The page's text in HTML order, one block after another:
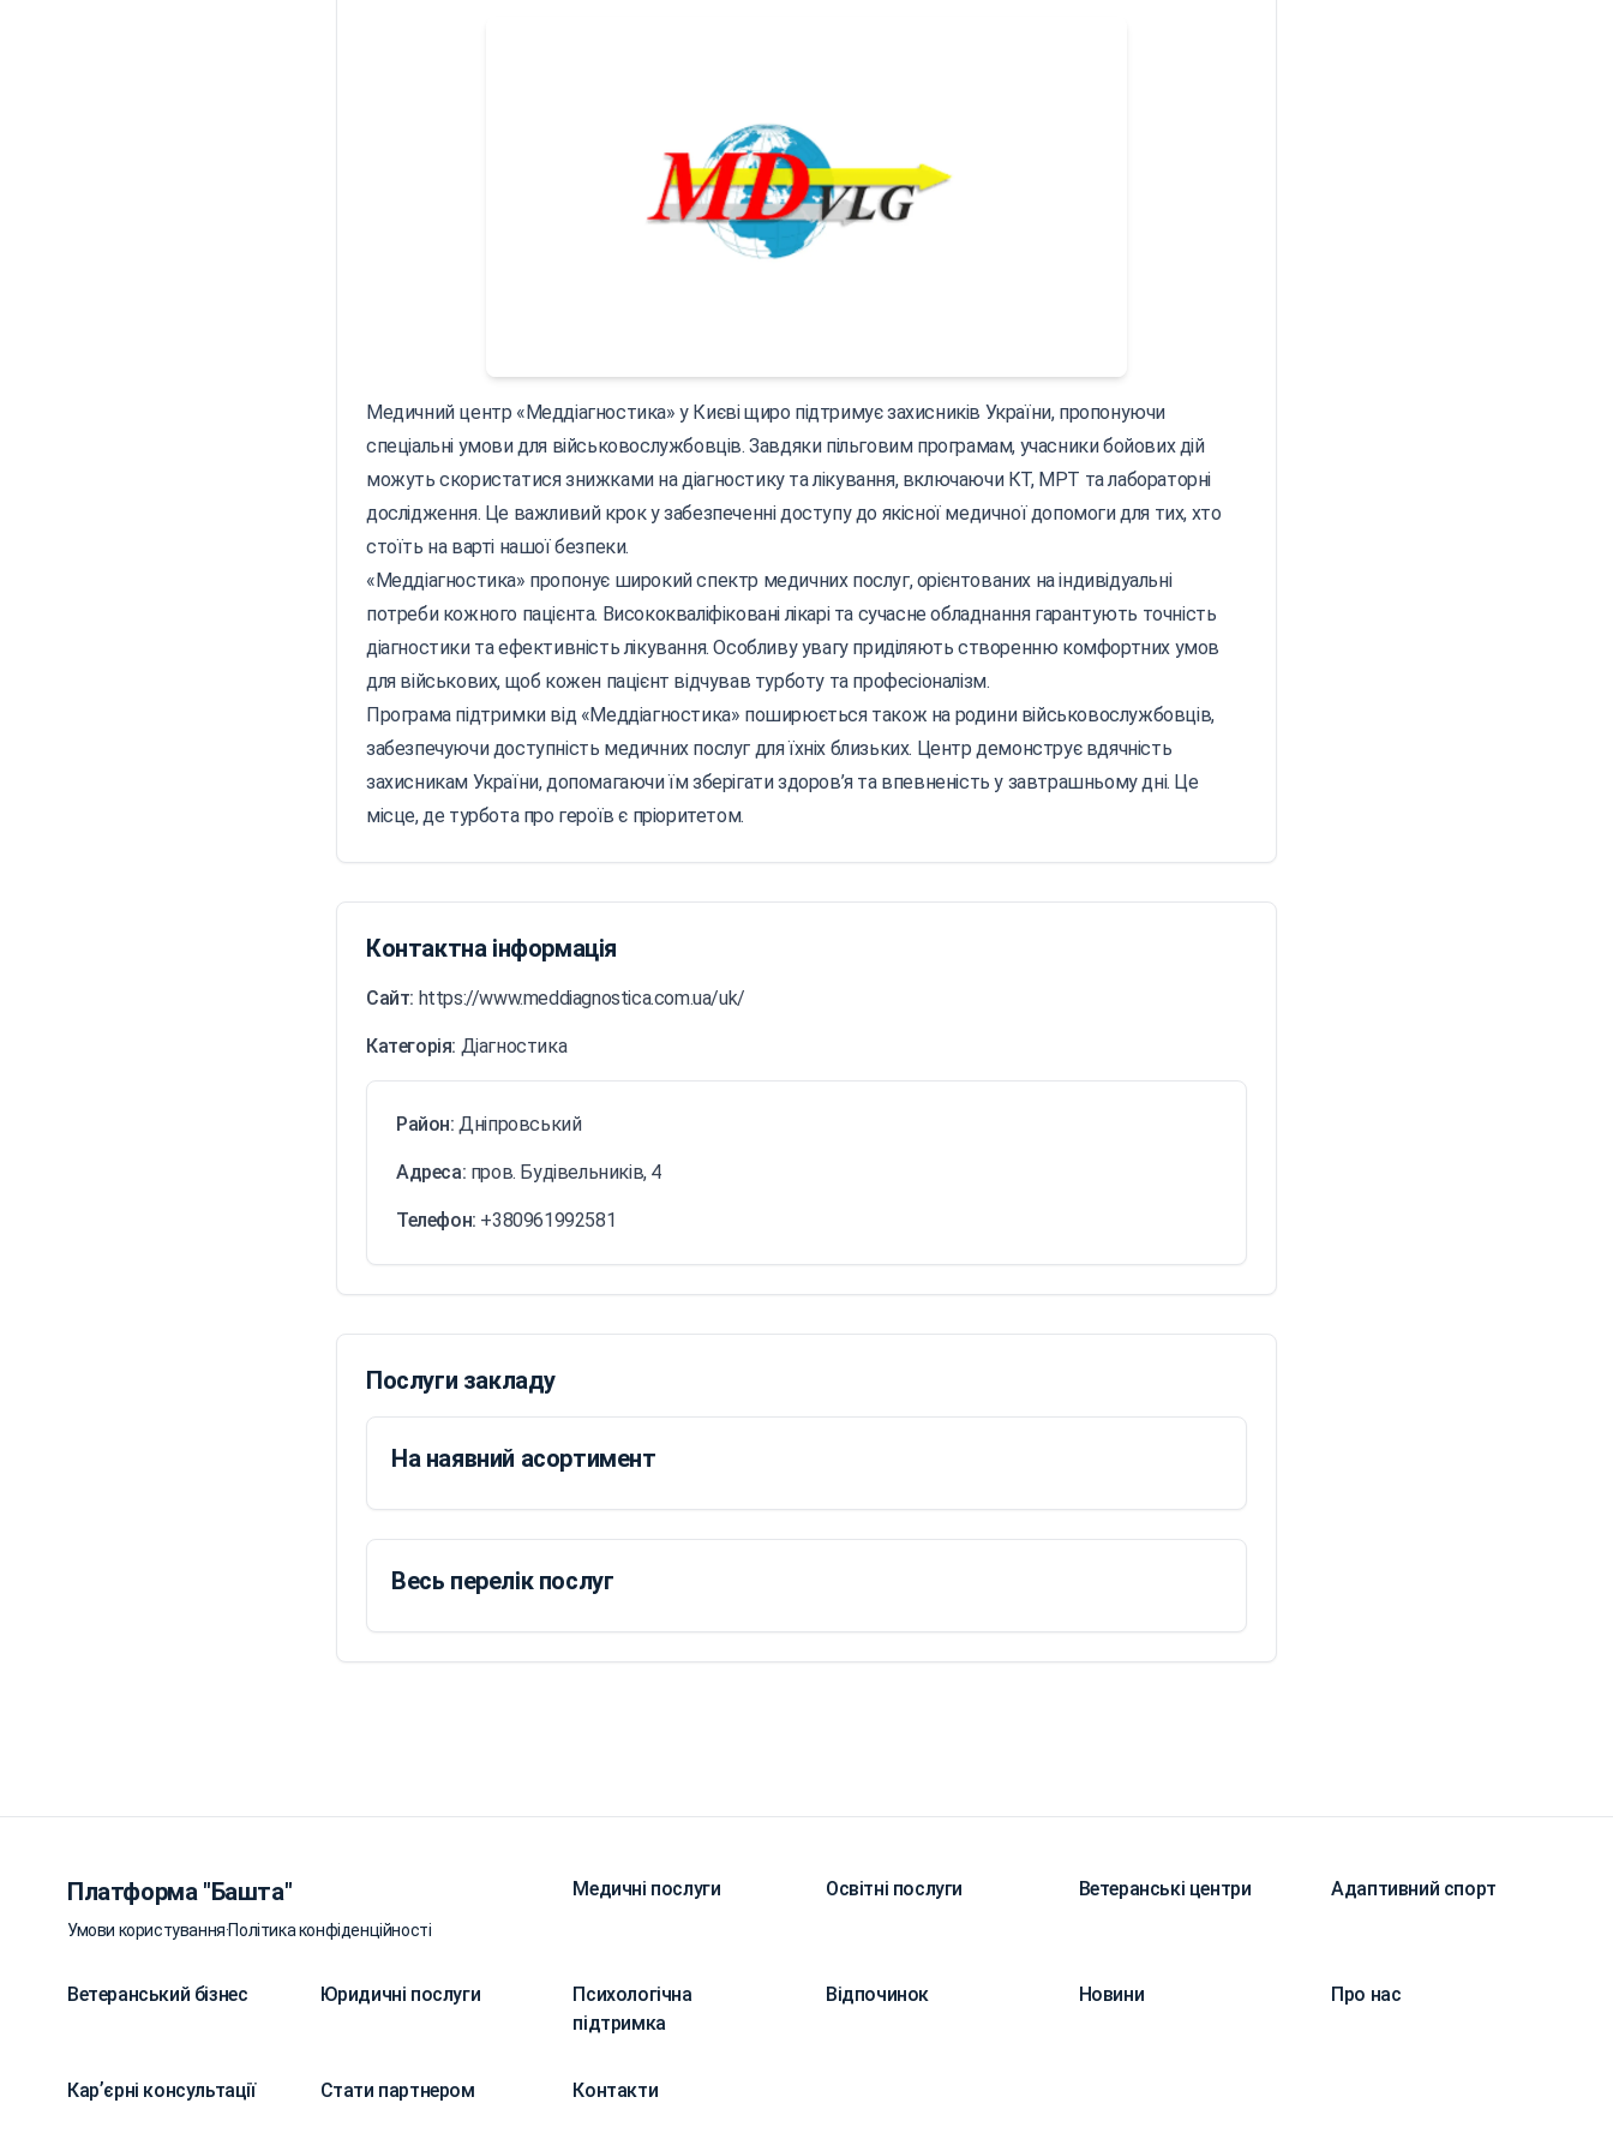
Медичний центр «Меддіагностика» у Києві щиро підтримує захисників України, пропонуючи
спеціальні умови для військовослужбовців. Завдяки пільговим програмам, учасники бойових дій
можуть скористатися знижками на діагностику та лікування, включаючи КТ, МРТ та лабораторні
дослідження. Це важливий крок у забезпеченні доступу до якісної медичної допомоги для тих, хто
стоїть на варті нашої безпеки.
«Меддіагностика» пропонує широкий спектр медичних послуг, орієнтованих на індивідуальні
потреби кожного пацієнта. Висококваліфіковані лікарі та сучасне обладнання гарантують точність
діагностики та ефективність лікування. Особливу увагу приділяють створенню комфортних умов
для військових, щоб кожен пацієнт відчував турботу та професіоналізм.
Програма підтримки від «Меддіагностика» поширюється також на родини військовослужбовців,
забезпечуючи доступність медичних послуг для їхніх близьких. Центр демонструє вдячність
захисникам України, допомагаючи їм зберігати здоров’я та впевненість у завтрашньому дні. Це
місце, де турбота про героїв є пріоритетом.
Контактна інформація
Сайт: https://www.meddiagnostica.com.ua/uk/
Категорія: Діагностика
Район:Дніпровський
Адреса: пров. Будівельників, 4
Телефон: +380961992581
Послуги закладу
На наявний асортимент
Весь перелік послуг
Платформа "Башта"
Умови користування·Політика конфіденційності
Медичні послуги Освітні послуги Ветеранські центри Адаптивний спорт
Ветеранський бізнес Юридичні послуги
Психологічна
підтримка
Відпочинок Новини Про нас
Карʼєрні консультації Стати партнером Контакти